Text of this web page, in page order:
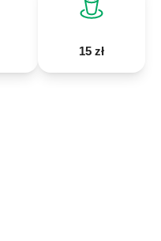
15 zł